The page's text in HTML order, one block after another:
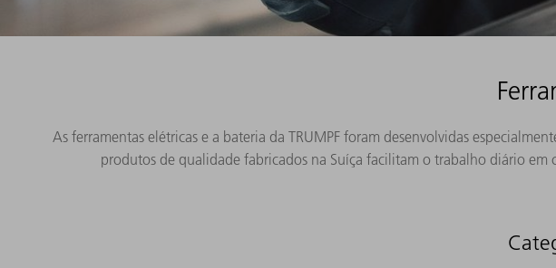
As ferramentas elétricas e a bateria da TRUMPF foram desenvolvidas
produtos de qualidade fabricados na Suíça facilitam o trabalho diário